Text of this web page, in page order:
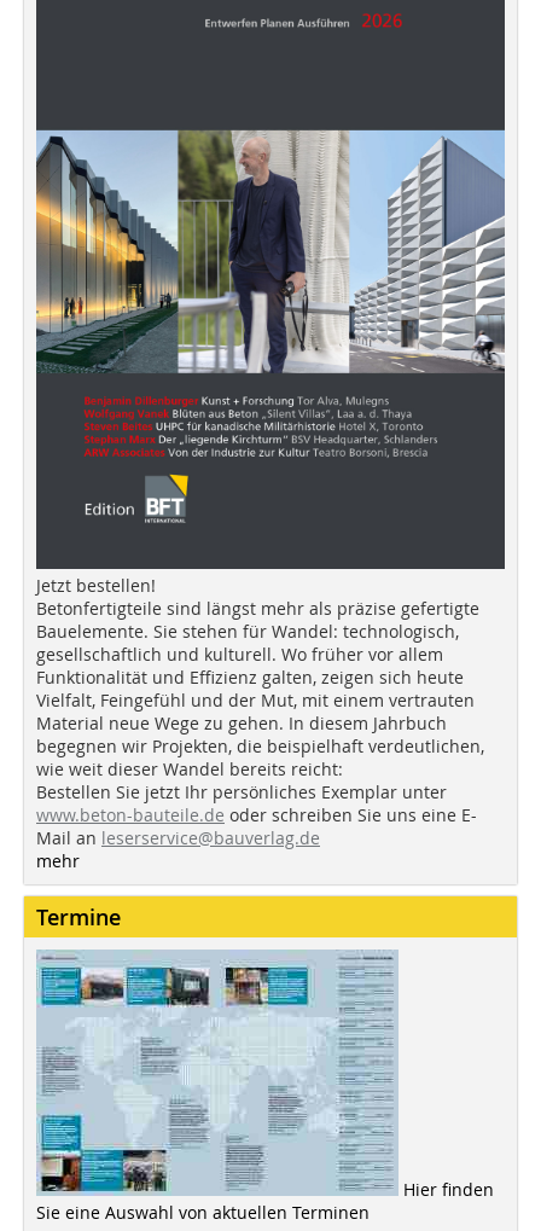
Jetzt bestellen!
Betonfertigteile sind längst mehr als präzise gefertigte
Bauelemente. Sie stehen für Wandel: technologisch,
gesellschaftlich und kulturell. Wo früher vor allem
Funktionalität und Effizienz galten, zeigen sich heute
Vielfalt, Feingefühl und der Mut, mit einem vertrauten
Material neue Wege zu gehen. In diesem Jahrbuch
begegnen wir Projekten, die beispielhaft verdeutlichen,
wie weit dieser Wandel bereits reicht:
Bestellen Sie jetzt Ihr persönliches Exemplar unter
www.beton-bauteile.de oder schreiben Sie uns eine E-
Mail an leserservice@bauverlag.de
mehr
Termine
Hier finden
Sie eine Auswahl von aktuellen Terminen